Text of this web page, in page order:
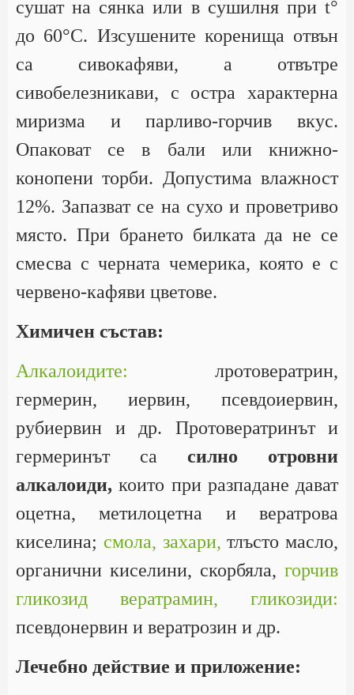
сушат на сянка или в сушилня при t°
до 60°С. Изсушените коренища отвън
са сивокафяви, а отвътре
сивобелезникави, с остра характерна
миризма и парливо-горчив вкус.
Опаковат се в бали или книжно-
конопени торби. Допустима влажност
12%. Запазват се на сухо и проветриво
място. При брането билката да не се
смесва с черната чемерика, която е с
червено-кафяви цветове.
Химичен състав:
Алкалоидите: лротовератрин,
гермерин, иервин, псевдоиервин,
рубиервин и др. Протовератринът и
гермеринът са силно отровни
алкалоиди, които при разпадане дават
оцетна, метилоцетна и вератрова
киселина; смола, захари, тлъсто масло,
органични киселини, скорбяла, горчив
гликозид вератрамин,
гликозиди:
псевдонервин и вератрозин и др.
Лечебно действие и приложение: